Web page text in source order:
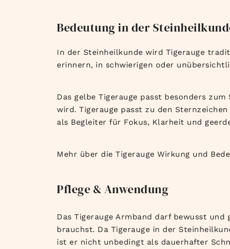
Bedeutung in der
In der Steinheilkunde wird Tigerauge
erinnern, in schwierigen oder
Das gelbe Tigerauge passt besonders
wird. Tigerauge passt zu den
als Begleiter für Fokus, Klarheit und
Mehr über die Tigerauge Wirkung und
Pflege & Anwendung
Das Tigerauge Armband darf bewusst
brauchst. Da Tigerauge in der
ist er nicht unbedingt als dauerhafter